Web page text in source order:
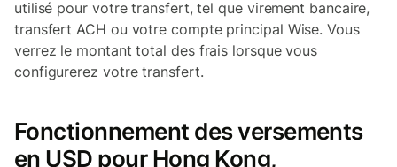
utilisé pour votre transfert, tel que virement bancaire,
transfert ACH ou votre compte principal Wise. Vous
verrez le montant total des frais lorsque vous
configurerez votre transfert.
Fonctionnement des versements
en USD pour Hong Kong,